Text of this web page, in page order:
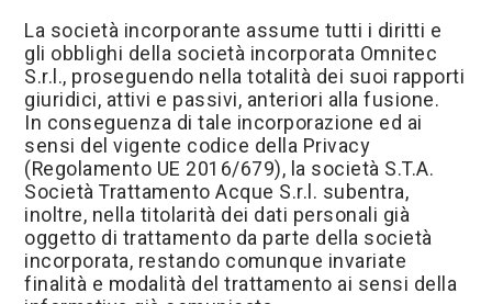
La società incorporante assume tutti i diritti e
gli obblighi della società incorporata Omnitec
S.r.l., proseguendo nella totalità dei suoi rapporti
giuridici, attivi e passivi, anteriori alla fusione.
In conseguenza di tale incorporazione ed ai
sensi del vigente codice della Privacy
(Regolamento UE 2016/679), la società S.T.A.
Società Trattamento Acque S.r.l. subentra,
inoltre, nella titolarità dei dati personali già
oggetto di trattamento da parte della società
incorporata, restando comunque invariate
finalità e modalità del trattamento ai sensi della